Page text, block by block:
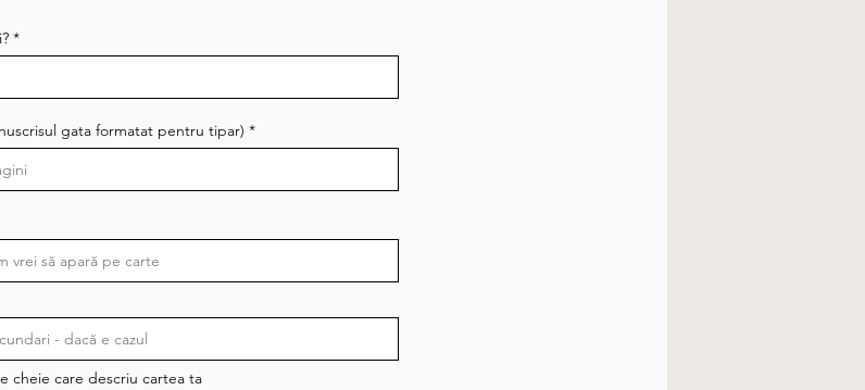
gata formatat pentru tipar)
cheie care descriu cartea ta